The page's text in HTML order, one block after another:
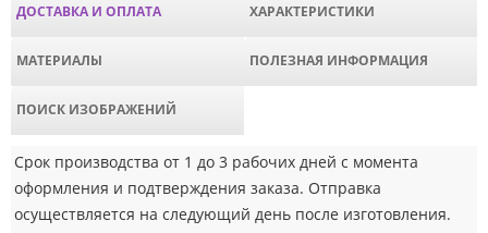
ДОСТАВКА И ОПЛАТА ХАРАКТЕРИСТИКИ
МАТЕРИАЛЫ ПОЛЕЗНАЯ ИНФОРМАЦИЯ
ПОИСК ИЗОБРАЖЕНИЙ
Срок производства от 1 до 3 рабочих дней с момента
оформления и подтверждения заказа. Отправка
осуществляется на следующий день после изготовления.